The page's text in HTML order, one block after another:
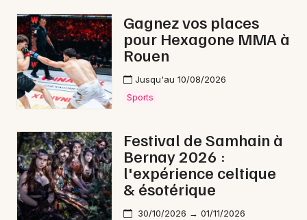
Actus dans l' Eure
Magazine dans l' Eure
27 - Eure
Choisir mes départements
Gagnez vos places
pour Hexagone MMA à
Rouen
Jusqu'au 10/08/2026
Sports
Festival de Samhain à
Bernay 2026 :
l'expérience celtique
& ésotérique
30/10/2026 → 01/11/2026